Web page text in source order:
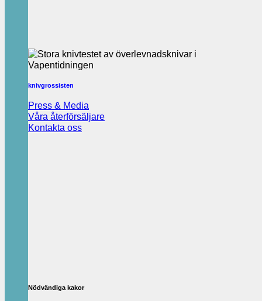
knivgrossisten
Press & Media
Våra återförsäljare
Kontakta oss
Nödvändiga kakor